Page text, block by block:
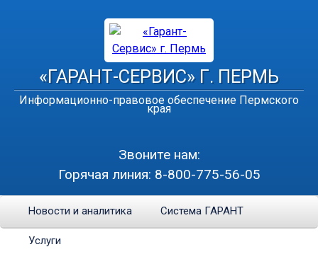
«ГАРАНТ-СЕРВИС» Г. ПЕРМЬ
Информационно-правовое обеспечение Пермского
края
Звоните нам:
Горячая линия: 8-800-775-56-05
Новости и аналитика Система ГАРАНТ
Услуги